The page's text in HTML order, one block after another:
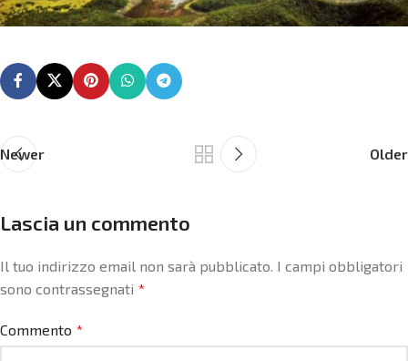
Newer Older
Lascia un commento
Il tuo indirizzo email non sarà pubblicato. I campi obbligatori
sono contrassegnati *
Commento *